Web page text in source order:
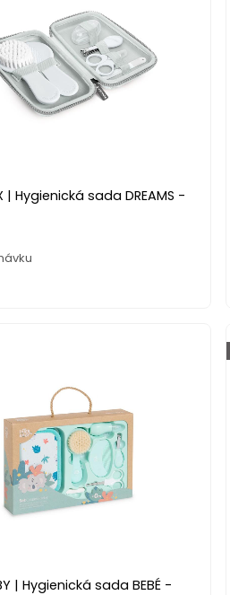
| Hygienická sada DREAMS -
| Hygienická sada BEBÉ -